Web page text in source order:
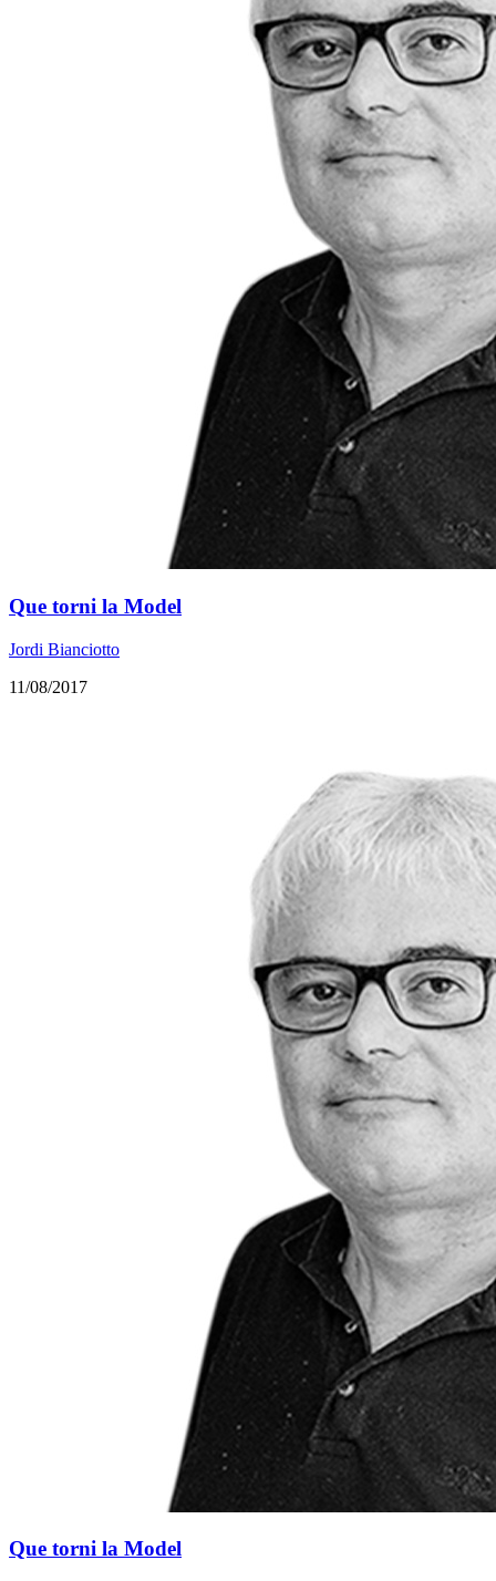
Que torni la Model
Jordi Bianciotto
11/08/2017
Que torni la Model